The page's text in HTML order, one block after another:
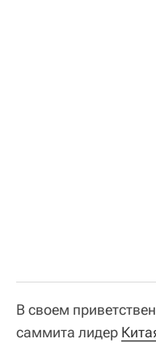
В своем
саммита лидер